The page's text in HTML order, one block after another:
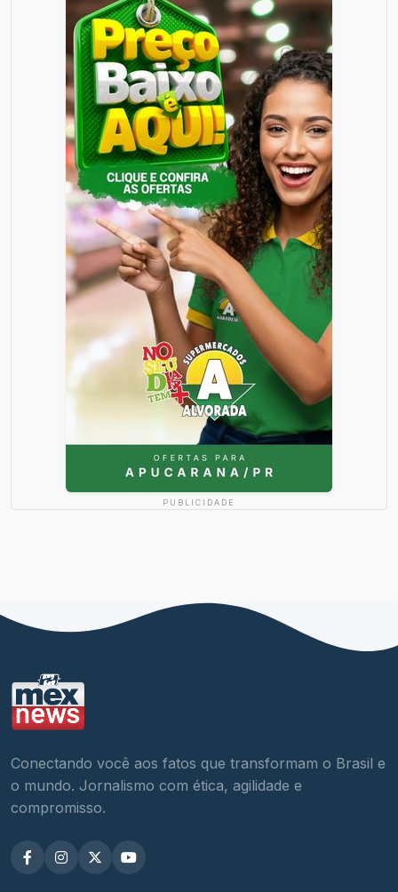
PUBLICIDADE
Conectando você aos fatos que transformam o Brasil e
o mundo. Jornalismo com ética, agilidade e
compromisso.